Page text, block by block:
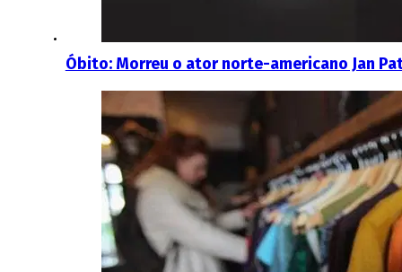
Óbito: Morreu o ator norte-americano Jan